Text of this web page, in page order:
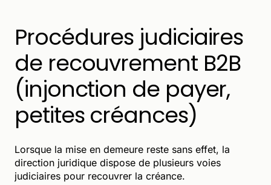
Procédures judiciaires
de recouvrement B2B
(injonction de payer,
petites créances)
Lorsque la mise en demeure reste sans effet, la
direction juridique dispose de plusieurs voies
judiciaires pour recouvrer la créance.